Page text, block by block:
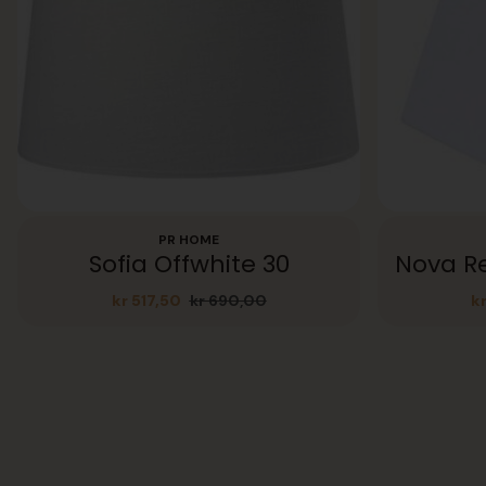
PR HOME
Sofia Offwhite 30
kr690,00
Opprinnelig
kr 517,50 Nåværende kr